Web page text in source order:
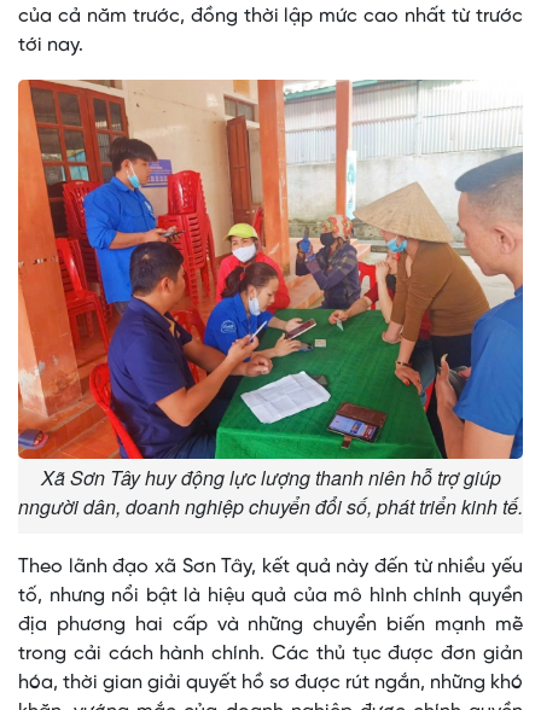
của cả năm trước, đồng thời lập mức cao nhất từ trước
tới nay.
Xã Sơn Tây huy động lực lượng thanh niên hỗ trợ giúp
nngười dân, doanh nghiệp chuyển đổi số, phát triển kinh tế.
Theo lãnh đạo xã Sơn Tây, kết quả này đến từ nhiều yếu
tố, nhưng nổi bật là hiệu quả của mô hình chính quyền
địa phương hai cấp và những chuyển biến mạnh mẽ
trong cải cách hành chính. Các thủ tục được đơn giản
hóa, thời gian giải quyết hồ sơ được rút ngắn, những khó